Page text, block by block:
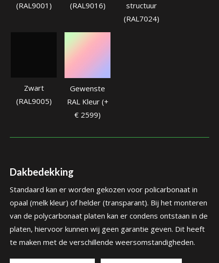
(RAL9001)
(RAL9016)
structuur
(RAL7024)
Zwart
(RAL9005)
Gewenste
RAL Kleur (+
€ 2599)
Dakbedekking
Standaard kan er worden gekozen voor policarbonaat in
opaal (melk kleur) of helder (transparant). Bij het monteren
van de polycarbonaat platen kan er condens ontstaan in de
platen, hiervoor kunnen wij geen garantie geven. Dit heeft
te maken met de verschillende weersomstandigheden.